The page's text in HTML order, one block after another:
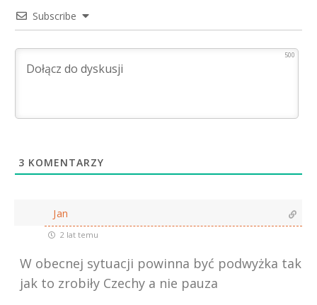
Subscribe
500
3 KOMENTARZY
Jan
2 lat temu
W obecnej sytuacji powinna być podwyżka tak
jak to zrobiły Czechy a nie pauza